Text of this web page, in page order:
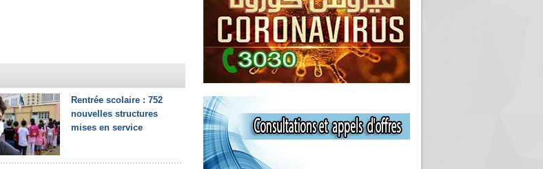
Rentrée scolaire : 752
nouvelles structures
mises en service